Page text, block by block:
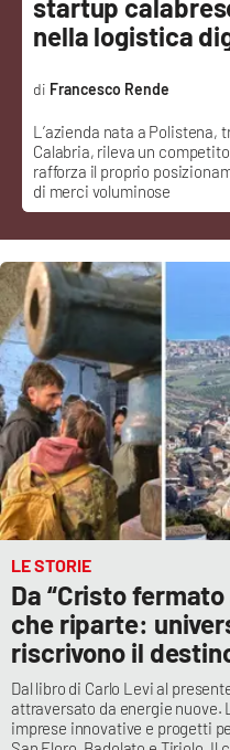
VIDEO
Ambiente
Cronaca
Cultura
Economia e Lavoro
Politica
Sanità
Società
Sport
RUBRICHE
Good Morning
startup
nella logistica
L’azienda nata a Polistena,
Calabria, rileva un
rafforza il proprio
di merci voluminose
Francesco Rende
LE STORIE
Da “Cristo
che riparte:
riscrivono il
Dal libro di Carlo Levi al
attraversato da energie nuove.
imprese innovative e progetti